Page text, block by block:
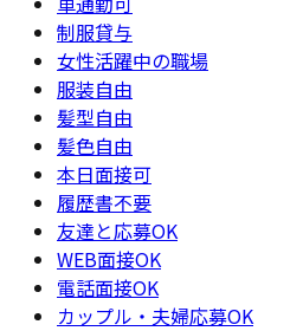
制服貸与
女性活躍中の職場
服装自由
髪型自由
髪色自由
本日面接可
履歴書不要
友達と応募OK
WEB面接OK
電話面接OK
カップル・夫婦応募OK